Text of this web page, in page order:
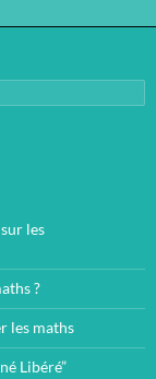
les
?
les maths
Libéré”